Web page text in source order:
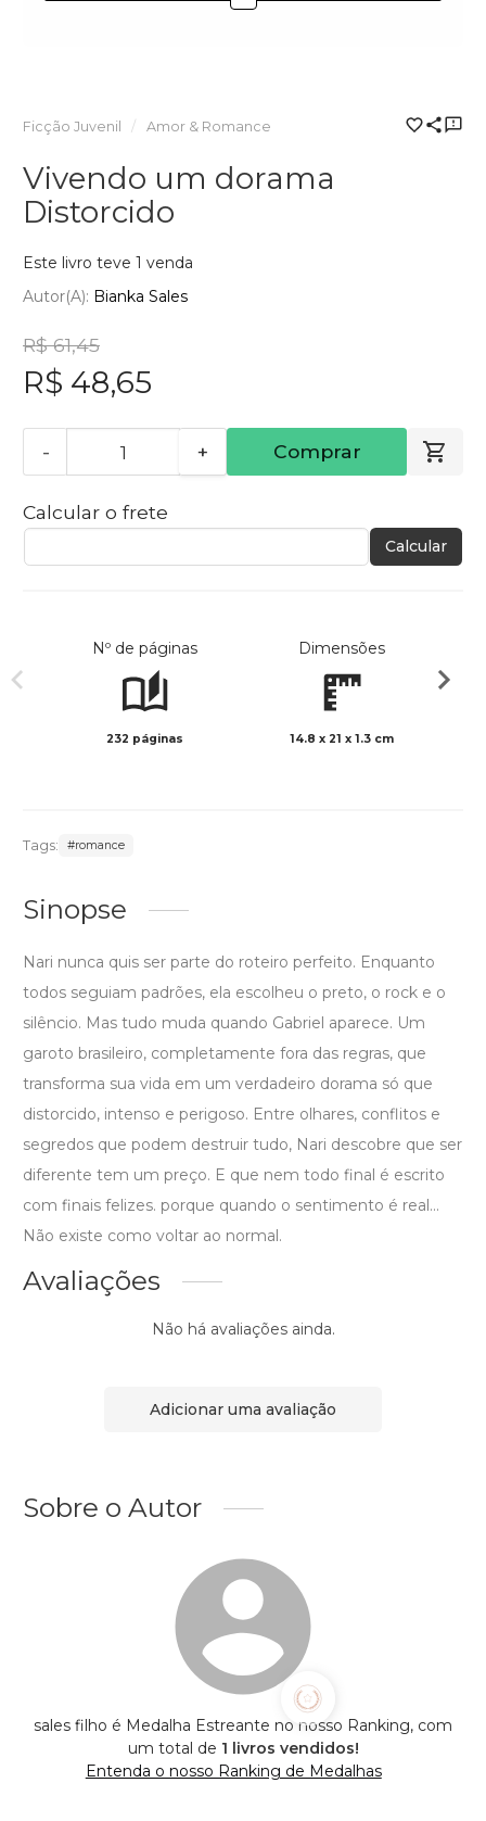
Ficção Juvenil Amor & Romance
Vivendo um dorama
Distorcido
Este livro teve 1 venda
Autor(a): Bianka Sales
R$ 61,45
R$ 48,65
- + Comprar
Calcular o frete
Calcular
Nº de páginas
232 páginas
Dimensões
14.8 x 21 x 1.3 cm
Tags: #romance
Sinopse
Nari nunca quis ser parte do roteiro perfeito. Enquanto
todos seguiam padrões, ela escolheu o preto, o rock e o
silêncio. Mas tudo muda quando Gabriel aparece. Um
garoto brasileiro, completamente fora das regras, que
transforma sua vida em um verdadeiro dorama só que
distorcido, intenso e perigoso. Entre olhares, conflitos e
segredos que podem destruir tudo, Nari descobre que ser
diferente tem um preço. E que nem todo final é escrito
com finais felizes. porque quando o sentimento é real...
Não existe como voltar ao normal.
Avaliações
Não há avaliações ainda.
Adicionar uma avaliação
Sobre o Autor
sales filho é Medalha Estreante no nosso Ranking, com
um total de 1 livros vendidos!
Entenda o nosso Ranking de Medalhas